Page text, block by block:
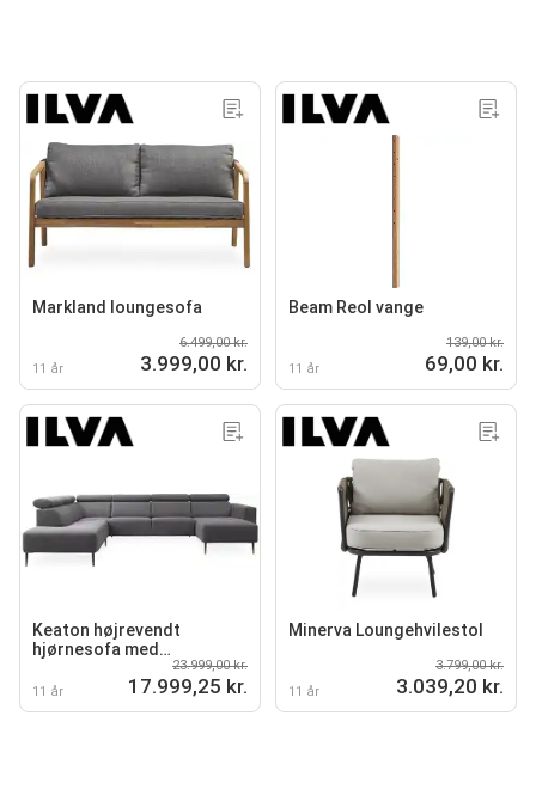
Markland loungesofa
11 år
6.499,00 kr.
3.999,00 kr.
Beam Reol vange
11 år
139,00 kr.
69,00 kr.
Keaton højrevendt
hjørnesofa med
11 år
23.999,00 kr.
17.999,25 kr.
Minerva Loungehvilestol
11 år
3.799,00 kr.
3.039,20 kr.